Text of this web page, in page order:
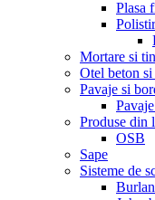
Plasa
Mortare si
Otel beton si
Pavaje si
Produse din
OSB
Sape
Sisteme de